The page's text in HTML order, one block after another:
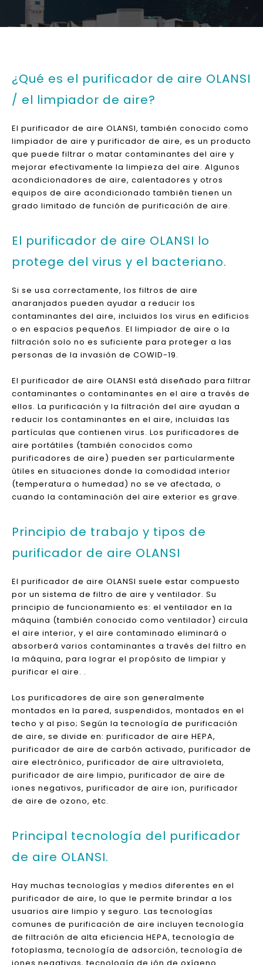
CE, CB, ROHS, SASO, CQC, CCC Aprobación y
Certificado ISO 9001: 2008
¿Qué es el purificador de aire OLANSI
limpiador de aire y purificador de aire, es un producto
mejorar efectivamente la limpieza del aire. Algunos
acondicionadores de aire, calentadores y otros
equipos de aire acondicionado también tienen un
grado limitado de función de purificación de aire.
protege del virus y el bacteriano.
Si se usa correctamente, los filtros de aire
anaranjados pueden ayudar a reducir los
contaminantes del aire, incluidos los virus en edificios
o en espacios pequeños. El limpiador de aire o la
filtración solo no es suficiente para proteger a las
personas de la invasión de COWID-19.
ellos. La purificación y la filtración del aire ayudan a
partículas que contienen virus. Los purificadores de
purificadores de aire) pueden ser particularmente
útiles en situaciones donde la comodidad interior
(temperatura o humedad) no se ve afectada, o
cuando la contaminación del aire exterior es grave.
Principio de trabajo y tipos de
purificador de aire OLANSI
El purificador de aire OLANSI suele estar compuesto
por un sistema de filtro de aire y ventilador. Su
principio de funcionamiento es: el ventilador en la
máquina (también conocido como ventilador) circula
el aire interior, y el aire contaminado eliminará o
absorberá varios contaminantes a través del filtro en
la máquina, para lograr el propósito de limpiar y
purificar el aire. .
montados en la pared, suspendidos, montados en el
de aire, se divide en: purificador de aire HEPA,
aire electrónico, purificador de aire ultravioleta,
purificador de aire limpio, purificador de aire de
iones negativos, purificador de aire ion, purificador
de aire de ozono, etc.
Principal tecnología del purificador